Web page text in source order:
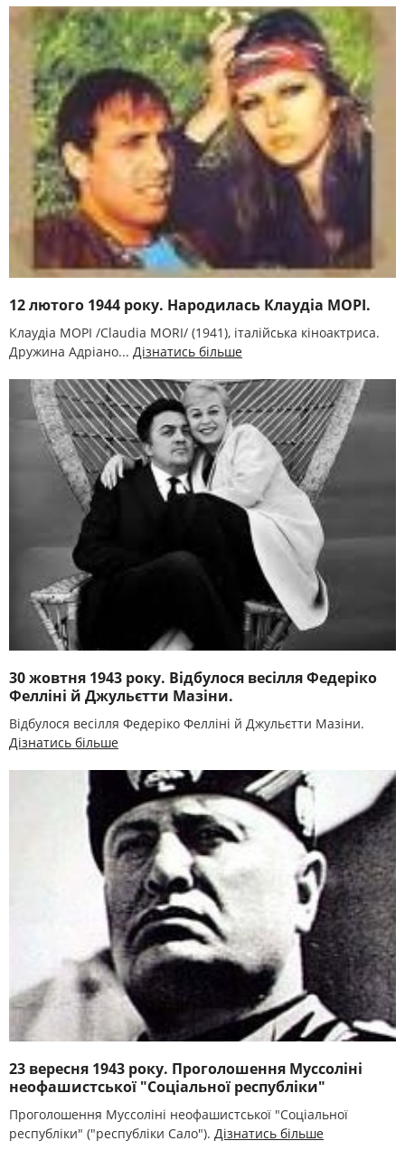
12 лютого 1944 року. Народилась Клаудіа МОРІ.
Клаудіа МОРІ /Claudia MORI/ (1941), італійська кіноактриса.
Дружина Адріано... Дізнатись більше
30 жовтня 1943 року. Відбулося весілля Федеріко
Фелліні й Джульєтти Мазіни.
Відбулося весілля Федеріко Фелліні й Джульєтти Мазіни.
Дізнатись більше
23 вересня 1943 року. Проголошення Муссоліні
неофашистської "Соціальної республіки"
Проголошення Муссоліні неофашистської "Соціальної
республіки" ("республіки Сало"). Дізнатись більше